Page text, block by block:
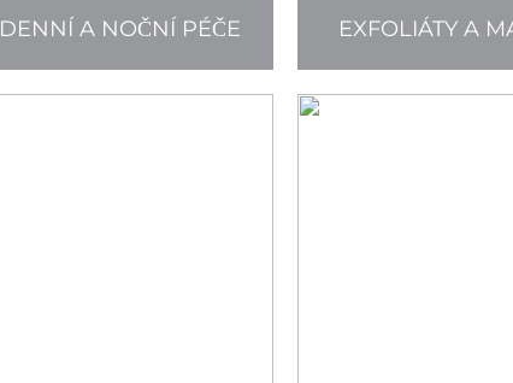
DENNÍ A NOČNÍ PÉČE EXFOLIÁTY A